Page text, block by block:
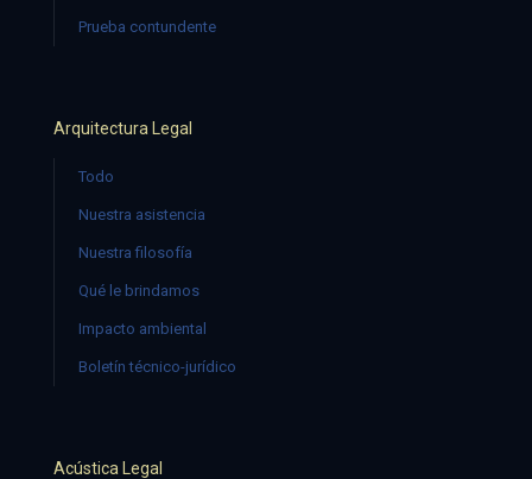
Prueba contundente
Arquitectura Legal
Todo
Nuestra asistencia
Nuestra filosofía
Qué le brindamos
Impacto ambiental
Boletín técnico-jurídico
Acústica Legal